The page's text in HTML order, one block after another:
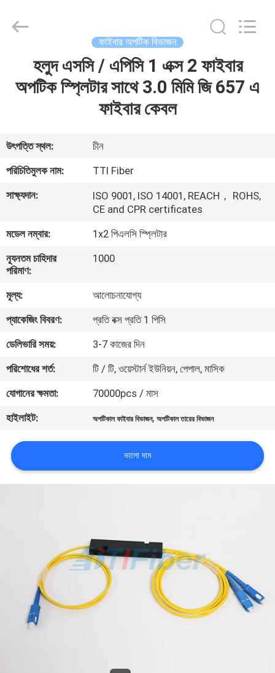
আমাদের
সম্পর্কে
কারখানা
ভ্রমণ
মান
নিয়ন্ত্রণ
যোগাযোগ
করুন
উদ্ধৃতির
জন্য
সাইট
POLICY
Tech.
ফাইবার অপটিক বিভাজন
হলুদ এসসি / এপিসি 1 এক্স 2 ফাইবার
অপটিক স্প্লিটার সাথে 3.0 মিমি জি 657 এ
ফাইবার কেবল
উৎপত্তি স্থল:
চীন
পরিচিতিমুলক নাম:
TTI Fiber
সাক্ষ্যদান:
ISO 9001, ISO 14001, REACH， ROHS,
CE and CPR certificates
মডেল নম্বার:
1x2 পিএলসি স্প্লিটার
ন্যূনতম চাহিদার
পরিমাণ:
1000
মূল্য:
আলোচনাযোগ্য
প্যাকেজিং বিবরণ:
প্রতি বক্স প্রতি 1 পিসি
ডেলিভারি সময়:
3-7 কাজের দিন
পরিশোধের শর্ত:
টি / টি, ওয়েস্টার্ন ইউনিয়ন, পেপাল, মাসিক
যোগানের ক্ষমতা:
70000pcs / মাস
হাইলাইট:
অপটিকাল ফাইবার বিভাজন,অপটিকাল তারের বিভাজন
ভালো দাম